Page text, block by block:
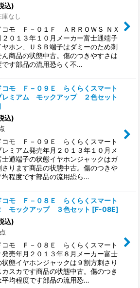
込)
なし
コモ Ｆ－０１Ｆ ＡＲＲＯＷＳ ＮＸ
２０１３年１０月メーカー富士通端子
ヤホン、ＵＳＢ端子はダミーのため刺
ん商品の状態中古。傷のつきやすさは
です部品の流用恐らく不…
コモ Ｆ－０９Ｅ らくらくスマート
レミアム モックアップ ２色セット
込)
コモ Ｆ－０９Ｅ らくらくスマート
レミアム発売年月２０１３年１０月メ
士通端子の状態イヤホンジャックはガ
さります商品の状態中古。傷のつきや
均程度です部品の流用恐ら…
コモ Ｆ－０８Ｅ らくらくスマート
モックアップ ３色セット [F-08E]
込)
コモ Ｆ－０８Ｅ らくらくスマート
発売年月２０１３年８月メーカー富士
態イヤホンジャックは９割方刺さり
カスカです商品の状態中古。傷のつき
平均程度です部品の流用恐…